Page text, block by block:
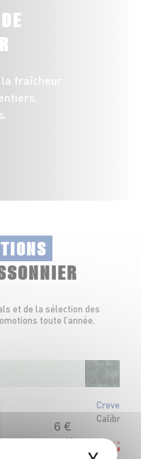
DE
fraîcheur
et de la sélection des
toute l’année.
6 €
49
Élevées à
Madagascar
Crevettes
Calibre